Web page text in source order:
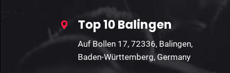
Top 10 Balingen
Auf Bollen 17, 72336, Balingen,
Baden-Württemberg, Germany